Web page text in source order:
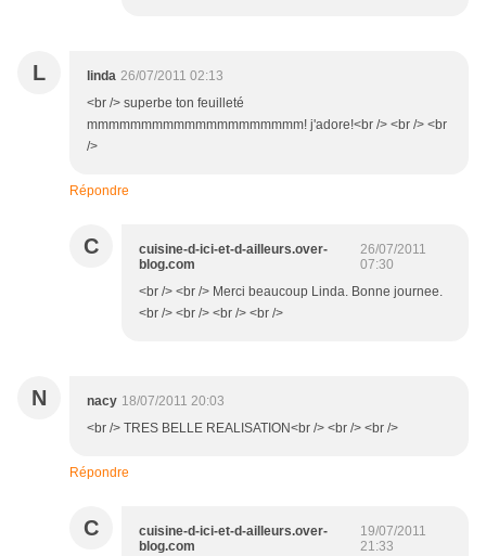
L linda 26/07/2011 02:13
<br /> superbe ton feuilleté
mmmmmmmmmmmmmmmmmmmm! j'adore!<br /> <br /> <br
/>
Répondre
C
cuisine-d-ici-et-d-ailleurs.over-
blog.com
26/07/2011
07:30
<br /> <br /> Merci beaucoup Linda. Bonne journee.
<br /> <br /> <br /> <br />
N nacy 18/07/2011 20:03
<br /> TRES BELLE REALISATION<br /> <br /> <br />
Répondre
C
cuisine-d-ici-et-d-ailleurs.over-
blog.com
19/07/2011
21:33